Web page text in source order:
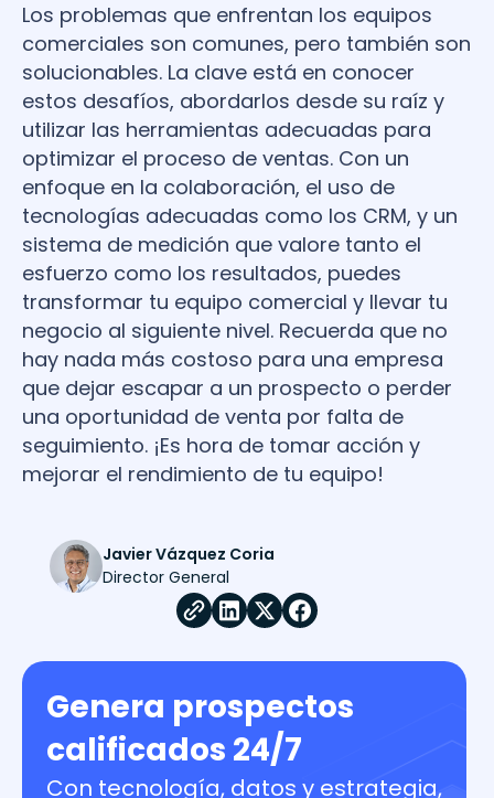
Los problemas que enfrentan los equipos
comerciales son comunes, pero también son
solucionables. La clave está en conocer
estos desafíos, abordarlos desde su raíz y
utilizar las herramientas adecuadas para
optimizar el proceso de ventas. Con un
enfoque en la colaboración, el uso de
tecnologías adecuadas como los CRM, y un
sistema de medición que valore tanto el
esfuerzo como los resultados, puedes
transformar tu equipo comercial y llevar tu
negocio al siguiente nivel. Recuerda que no
hay nada más costoso para una empresa
que dejar escapar a un prospecto o perder
una oportunidad de venta por falta de
seguimiento. ¡Es hora de tomar acción y
mejorar el rendimiento de tu equipo!
Javier Vázquez Coria
Director General
Genera prospectos
calificados 24/7
Con tecnología, datos y estrategia,